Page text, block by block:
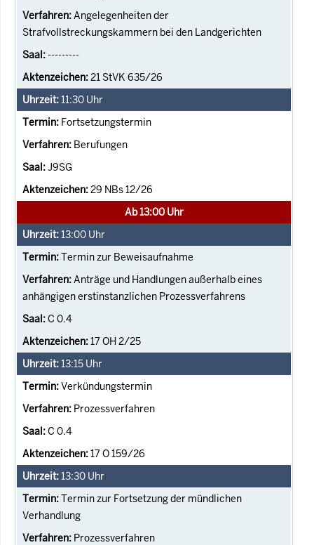
Angelegenheiten der
Strafvollstreckungskammern bei den Landgerichten
---------
21 StVK 635/26
11:30 Uhr
Fortsetzungstermin
Berufungen
J9SG
29 NBs 12/26
Ab 13:00 Uhr
13:00 Uhr
Termin zur Beweisaufnahme
Anträge und Handlungen außerhalb eines
anhängigen erstinstanzlichen Prozessverfahrens
C 0.4
17 OH 2/25
13:15 Uhr
Verkündungstermin
Prozessverfahren
C 0.4
17 O 159/26
13:30 Uhr
Termin zur Fortsetzung der mündlichen
Verhandlung
Prozessverfahren